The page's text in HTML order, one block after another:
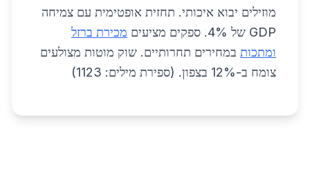
מוזילים יבוא איכותי. תחזית אופטימית עם צמיחה
GDP של 4%. ספקים מציעים
מכירת ברזל
ומתכות במחירים תחרותיים. שוק מוטות מצולעים
צומח ב-12% בצפון. (ספירת מילים: 1123)